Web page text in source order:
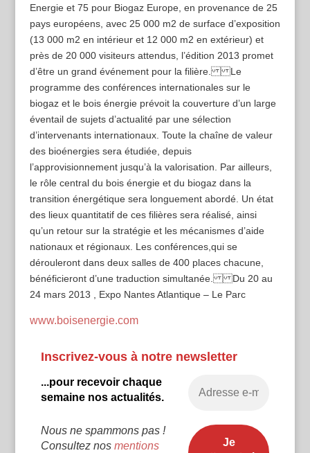
Energie et 75 pour Biogaz Europe, en provenance de 25
pays européens, avec 25 000 m2 de surface d’exposition
(13 000 m2 en intérieur et 12 000 m2 en extérieur) et
près de 20 000 visiteurs attendus, l’édition 2013 promet
d’être un grand événement pour la filière. Le
programme des conférences internationales sur le
biogaz et le bois énergie prévoit la couverture d’un large
éventail de sujets d’actualité par une sélection
d’intervenants internationaux. Toute la chaîne de valeur
des bioénergies sera étudiée, depuis
l’approvisionnement jusqu’à la valorisation. Par ailleurs,
le rôle central du bois énergie et du biogaz dans la
transition énergétique sera longuement abordé. Un état
des lieux quantitatif de ces filières sera réalisé, ainsi
qu’un retour sur la stratégie et les mécanismes d’aide
nationaux et régionaux. Les conférences,qui se
dérouleront dans deux salles de 400 places chacune,
bénéficieront d’une traduction simultanée. Du 20 au
24 mars 2013 , Expo Nantes Atlantique – Le Parc
www.boisenergie.com
Inscrivez-vous à notre newsletter
...pour recevoir chaque
semaine nos actualités.
Nous ne spammons pas !
Consultez nos mentions